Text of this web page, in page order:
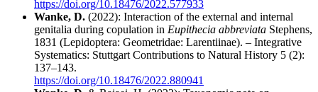
https://doi.org/10.18476/2022.577933
Wanke, D. (2022): Interaction of the external and internal
genitalia during copulation in Eupithecia abbreviata Stephens,
1831 (Lepidoptera: Geometridae: Larentiinae). – Integrative
Systematics: Stuttgart Contributions to Natural History 5 (2):
137–143.
https://doi.org/10.18476/2022.880941